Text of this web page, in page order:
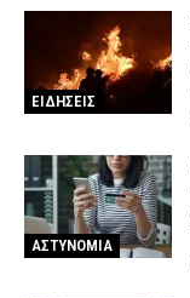
ΕΙΔΗΣΕΙΣ
ΑΣΤΥΝΟΜΙΑ